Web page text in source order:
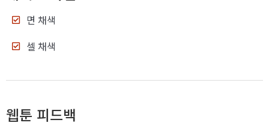
면 채색
셀 채색
웹툰 피드백